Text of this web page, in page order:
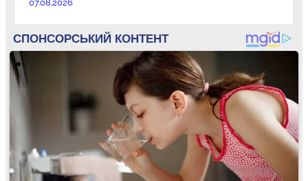
07.08.2026